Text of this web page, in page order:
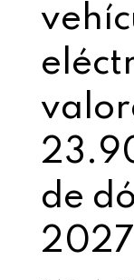
de
2027